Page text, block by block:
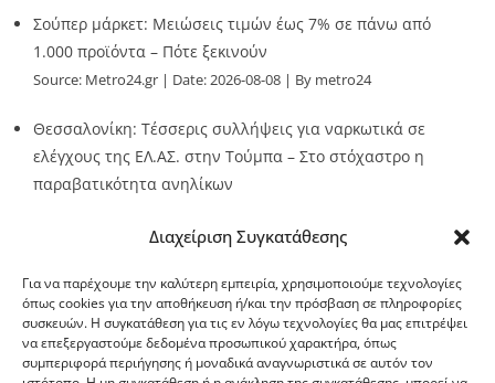
Διαχείριση Συγκατάθεσης
Για να παρέχουμε την καλύτερη εμπειρία, χρησιμοποιούμε τεχνολογίες
όπως cookies για την αποθήκευση ή/και την πρόσβαση σε πληροφορίες
συσκευών. Η συγκατάθεση για τις εν λόγω τεχνολογίες θα μας επιτρέψει
να επεξεργαστούμε δεδομένα προσωπικού χαρακτήρα, όπως
συμπεριφορά περιήγησης ή μοναδικά αναγνωριστικά σε αυτόν τον
Σούπερ μάρκετ: Μειώσεις τιμών έως 7% σε πάνω από
1.000 προϊόντα – Πότε ξεκινούν
Source: Metro24.gr Date: 2026-08-08 By metro24
Θεσσαλονίκη: Τέσσερις συλλήψεις για ναρκωτικά σε
ελέγχους της ΕΛ.ΑΣ. στην Τούμπα – Στο στόχαστρο η
παραβατικότητα ανηλίκων
G-point.gr